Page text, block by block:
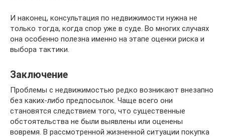
И наконец, консультация по недвижимости нужна не
только тогда, когда спор уже в суде. Во многих случаях
она особенно полезна именно на этапе оценки риска и
выбора тактики.
Заключение
Проблемы с недвижимостью редко возникают внезапно
без каких-либо предпосылок. Чаще всего они
становятся следствием того, что существенные
обстоятельства не были выявлены или оценены
вовремя. В рассмотренной жизненной ситуации покупка